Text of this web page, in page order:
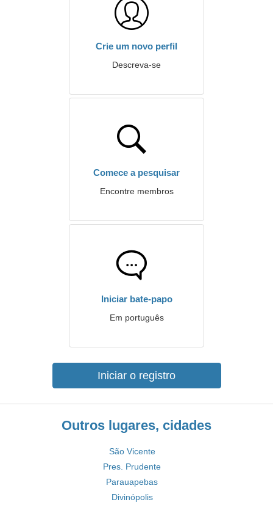
Crie um novo perfil
Descreva-se
Comece a pesquisar
Encontre membros
Iniciar bate-papo
Em português
Iniciar o registro
Outros lugares, cidades
São Vicente
Pres. Prudente
Parauapebas
Divinópolis